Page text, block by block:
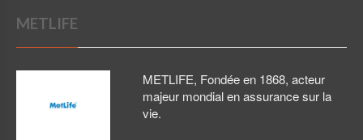
METLIFE
METLIFE, Fondée en 1868, acteur
majeur mondial en assurance sur la
vie.